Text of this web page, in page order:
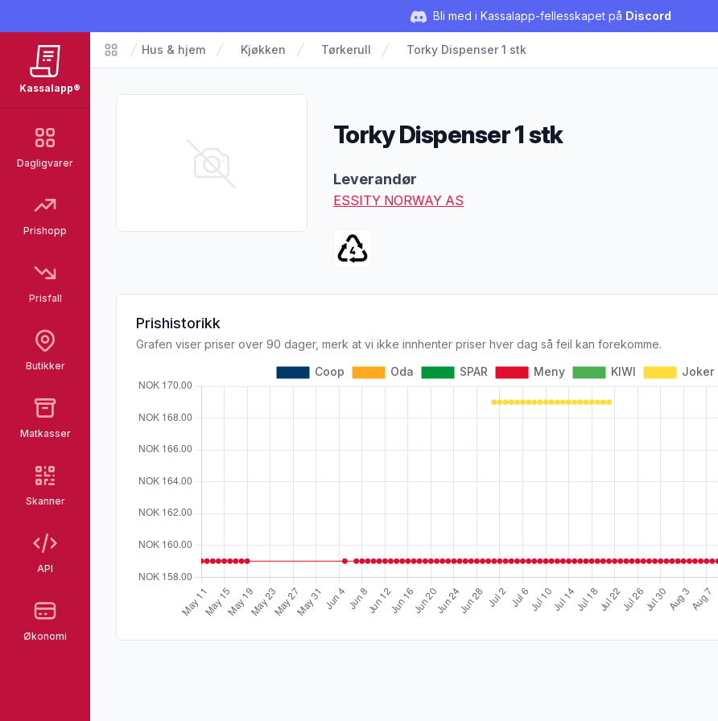
Bli med i Kassalapp-fellesskapet på Discord
Kassalapp®
Dagligvarer
Prishopp
Prisfall
Butikker
Matkasser
Skanner
API
Økonomi
Matvarer
Hus & hjem Kjøkken Tørkerull Torky Dispenser 1 stk
Torky Dispenser 1 stk
Leverandør
ESSITY NORWAY AS
Prishistorikk
Grafen viser priser over 90 dager, merk at vi ikke innhenter priser hver dag så feil kan forekomme.